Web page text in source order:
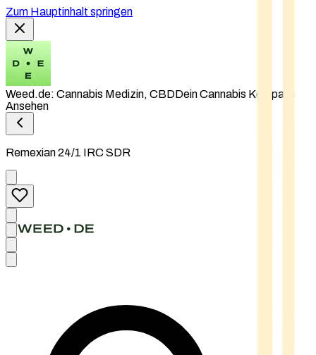
Zum Hauptinhalt springen
Weed.de: Cannabis Medizin, CBDDein Cannabis Kompass
Ansehen
Remexian 24/1 IRC SDR